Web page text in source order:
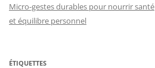
Micro-gestes durables pour nourrir santé
et équilibre personnel
ÉTIQUETTES